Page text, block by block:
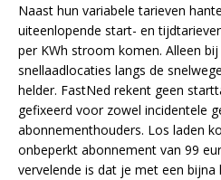
Naast hun variabele tarieven
uiteenlopende start- en
per KWh stroom komen. Alleen
snellaadlocaties langs de
helder. FastNed rekent geen
gefixeerd voor zowel incidentele
abonnementhouders. Los laden
onbeperkt abonnement van 99
vervelende is dat je met een bijna